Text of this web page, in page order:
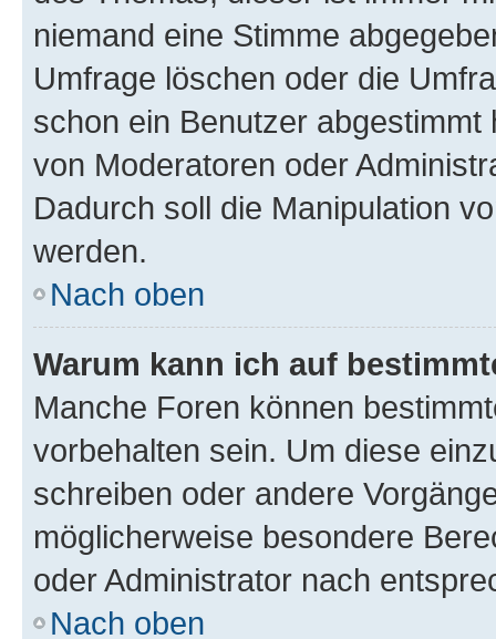
niemand eine Stimme
Umfrage löschen oder die
schon ein Benutzer
von Moderatoren oder
Dadurch soll die Manipulation
werden.
Nach oben
Warum kann ich auf
Manche Foren können
vorbehalten sein. Um diese
schreiben oder andere
möglicherweise besondere
oder Administrator nach
Nach oben